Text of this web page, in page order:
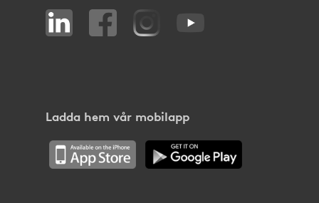
Ladda hem vår mobilapp